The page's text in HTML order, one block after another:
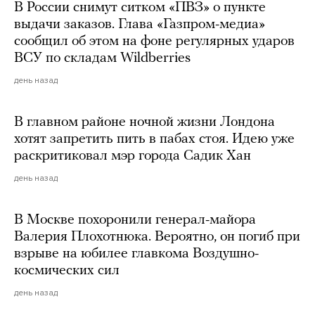
В России снимут ситком «ПВЗ» о пункте
выдачи заказов. Глава «Газпром-медиа»
сообщил об этом на фоне регулярных ударов
ВСУ по складам Wildberries
день назад
В главном районе ночной жизни Лондона
хотят запретить пить в пабах стоя. Идею уже
раскритиковал мэр города Садик Хан
день назад
В Москве похоронили генерал-майора
Валерия Плохотнюка. Вероятно, он погиб при
взрыве на юбилее главкома Воздушно-
космических сил
день назад